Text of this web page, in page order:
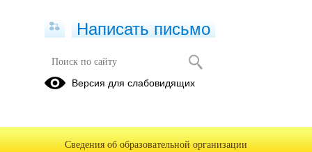
Функциональная грамотность
Написать письмо
Версия для слабовидящих
Сведения об образовательной организации